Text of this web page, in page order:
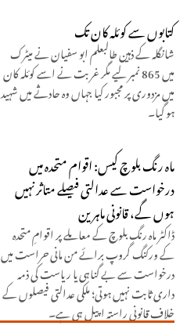
کتابوں سے کوئلہ کان تک
شانگلہ کے ذہین طالبعلم ابو سفیان نے میٹرک
میں 865 نمبر لیے مگر غربت نے اسے کوئلہ کان
میں مزدوری پر مجبور کیا جہاں وہ حادثے میں شہید
ہو گیا۔
ماہ رنگ بلوچ کیس: اقوام متحدہ میں
درخواست سے عدالتی فیصلے متاثر نہیں
ہوں گے، قانونی ماہرین
ڈاکٹر ماہ رنگ بلوچ کے معاملے پر اقوامِ متحدہ
کے ورکنگ گروپ برائے من مانی حراست میں
درخواست سے بے گناہی یا ریاست کی ذمہ
داری ثابت نہیں ہوتی؛ ملکی عدالتی فیصلوں کے
خلاف قانونی راستہ اپیل ہی ہے۔